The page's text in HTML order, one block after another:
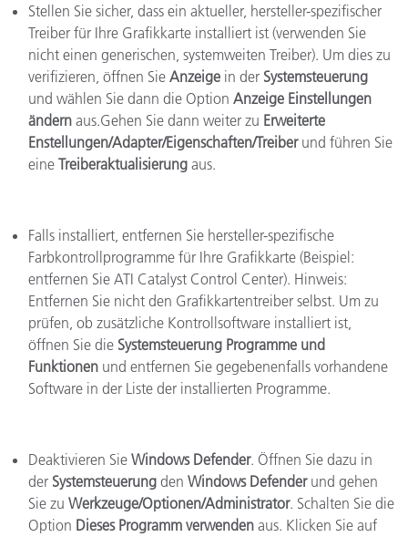
Stellen Sie sicher, dass ein aktueller, hersteller-spezifischer
Treiber für Ihre Grafikkarte installiert ist (verwenden Sie
nicht einen generischen, systemweiten Treiber). Um dies zu
verifizieren, öffnen Sie Anzeige in der Systemsteuerung
und wählen Sie dann die Option Anzeige Einstellungen
ändern aus.Gehen Sie dann weiter zu Erweiterte
Enstellungen/Adapter/Eigenschaften/Treiber und führen Sie
eine Treiberaktualisierung aus.
Falls installiert, entfernen Sie hersteller-spezifische
Farbkontrollprogramme für Ihre Grafikkarte (Beispiel:
entfernen Sie ATI Catalyst Control Center). Hinweis:
Entfernen Sie nicht den Grafikkartentreiber selbst. Um zu
prüfen, ob zusätzliche Kontrollsoftware installiert ist,
öffnen Sie die Systemsteuerung Programme und
Funktionen und entfernen Sie gegebenenfalls vorhandene
Software in der Liste der installierten Programme.
Deaktivieren Sie Windows Defender. Öffnen Sie dazu in
der Systemsteuerung den Windows Defenderund gehen
Sie zu Werkzeuge/Optionen/Administrator. Schalten Sie die
Option Dieses Programm verwenden aus. Klicken Sie auf